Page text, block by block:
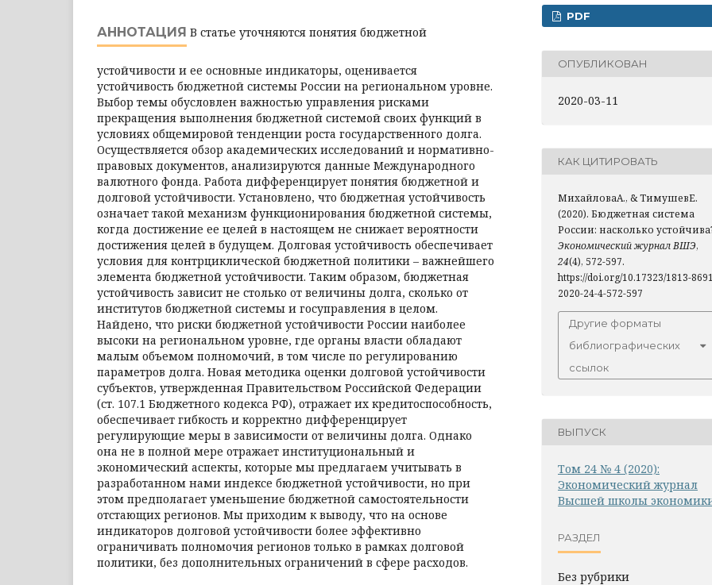
АННОТАЦИЯ В статье уточняются понятия бюджетной
устойчивости и ее основные индикаторы, оценивается
устойчивость бюджетной системы России на региональном уровне.
Выбор темы обусловлен важностью управления рисками
прекращения выполнения бюджетной системой своих функций в
условиях общемировой тенденции роста государственного долга.
Осуществляется обзор академических исследований и нормативно-
правовых документов, анализируются данные Международного
валютного фонда. Работа дифференцирует понятия бюджетной и
долговой устойчивости. Установлено, что бюджетная устойчивость
означает такой механизм функционирования бюджетной системы,
когда достижение ее целей в настоящем не снижает вероят­ности
достижения целей в будущем. Долговая устойчивость обеспечивает
условия для контрциклической бюджетной политики – важнейшего
элемента бюджетной устойчивости. Таким образом, бюджетная
устойчивость зависит не столько от величины долга, сколько от
институтов бюджетной системы и госуправления в целом.
Найдено, что риски бюджетной устойчивости России наиболее
высоки на региональном уровне, где органы власти обладают
малым объемом полномочий, в том числе по регулированию
параметров долга. Новая методика оценки долговой устойчивости
субъектов, утверж­денная Правительством Российской Федерации
(ст. 107.1 Бюджетного кодекса РФ), отражает их кредитоспособность,
обеспечивает гибкость и корректно дифференцирует
регулирующие меры в зависимости от величины долга. Однако
она не в полной мере отражает институциональный и
экономический аспекты, которые мы предлагаем учитывать в
разработанном нами индексе бюджетной устойчивости, но при
этом предполагает уменьшение бюджетной самостоятельности
отстающих регионов. Мы приходим к выводу, что на основе
индикаторов долговой устойчивости более эффективно
ограничивать полномочия регионов только в рамках долговой
политики, без дополнительных ограничений в сфере расходов.
PDF
ОПУБЛИКОВАН
2020-03-11
КАК ЦИТИРОВАТЬ
МихайловаА., & ТимушевЕ.
(2020). Бюджетная система
России: насколько
Экономический журнал ВШЭ,
24(4), 572-597.
https://doi.org/10.17323/1813-
2020-24-4-572-597
Другие форматы
библиографических
ссылок
ВЫПУСК
Том 24 № 4 (2020):
Экономический журнал
Высшей школы
РАЗДЕЛ
Без рубрики